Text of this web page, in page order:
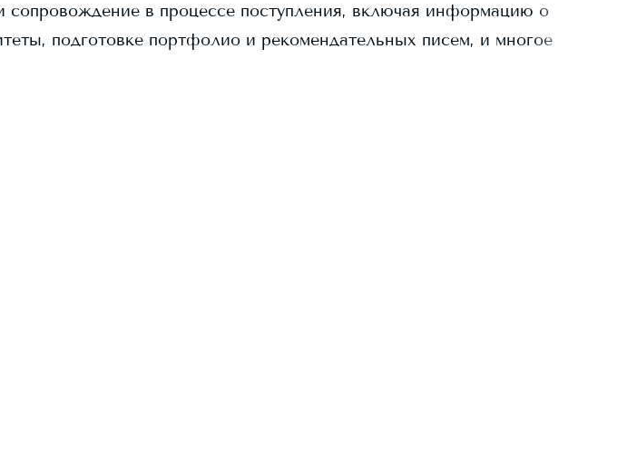
сопровождение в процессе поступления, включая информацию о
подготовке портфолио и рекомендательных писем, и многое